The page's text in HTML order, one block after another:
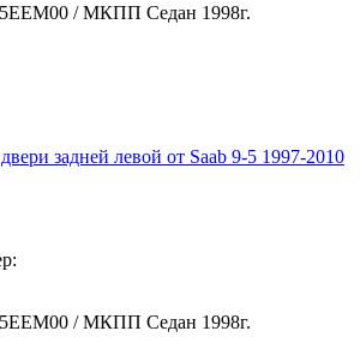
/ МКПП Седан 1998г.
задней левой от Saab 9-5 1997-2010
/ МКПП Седан 1998г.